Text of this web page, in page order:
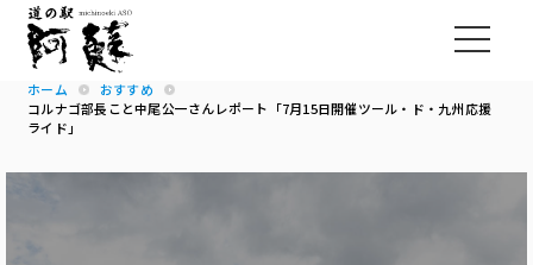
ホーム
おすすめ
コルナゴ部長こと中尾公一さんレポート「7月15日開催ツール・ド・九州応援
ライド」